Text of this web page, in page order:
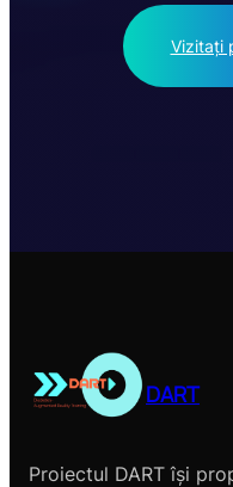
Vizitați
DART
Proiectul DART își